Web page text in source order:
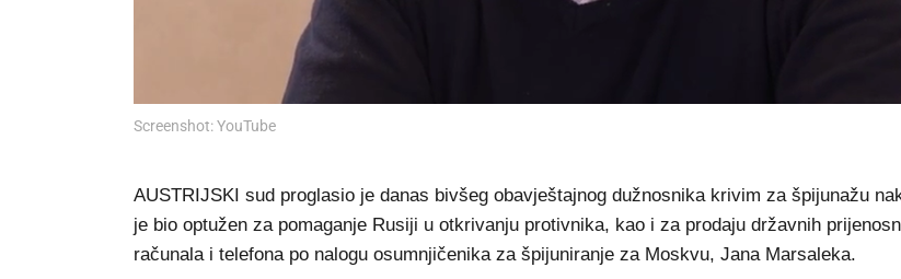
Screenshot: YouTube
AUSTRIJSKI sud proglasio je danas bivšeg obavještajnog dužnosnika krivim za špijunažu
je bio optužen za pomaganje Rusiji u otkrivanju protivnika, kao i za prodaju državnih
računala i telefona po nalogu osumnjičenika za špijuniranje za Moskvu, Jana Marsaleka.